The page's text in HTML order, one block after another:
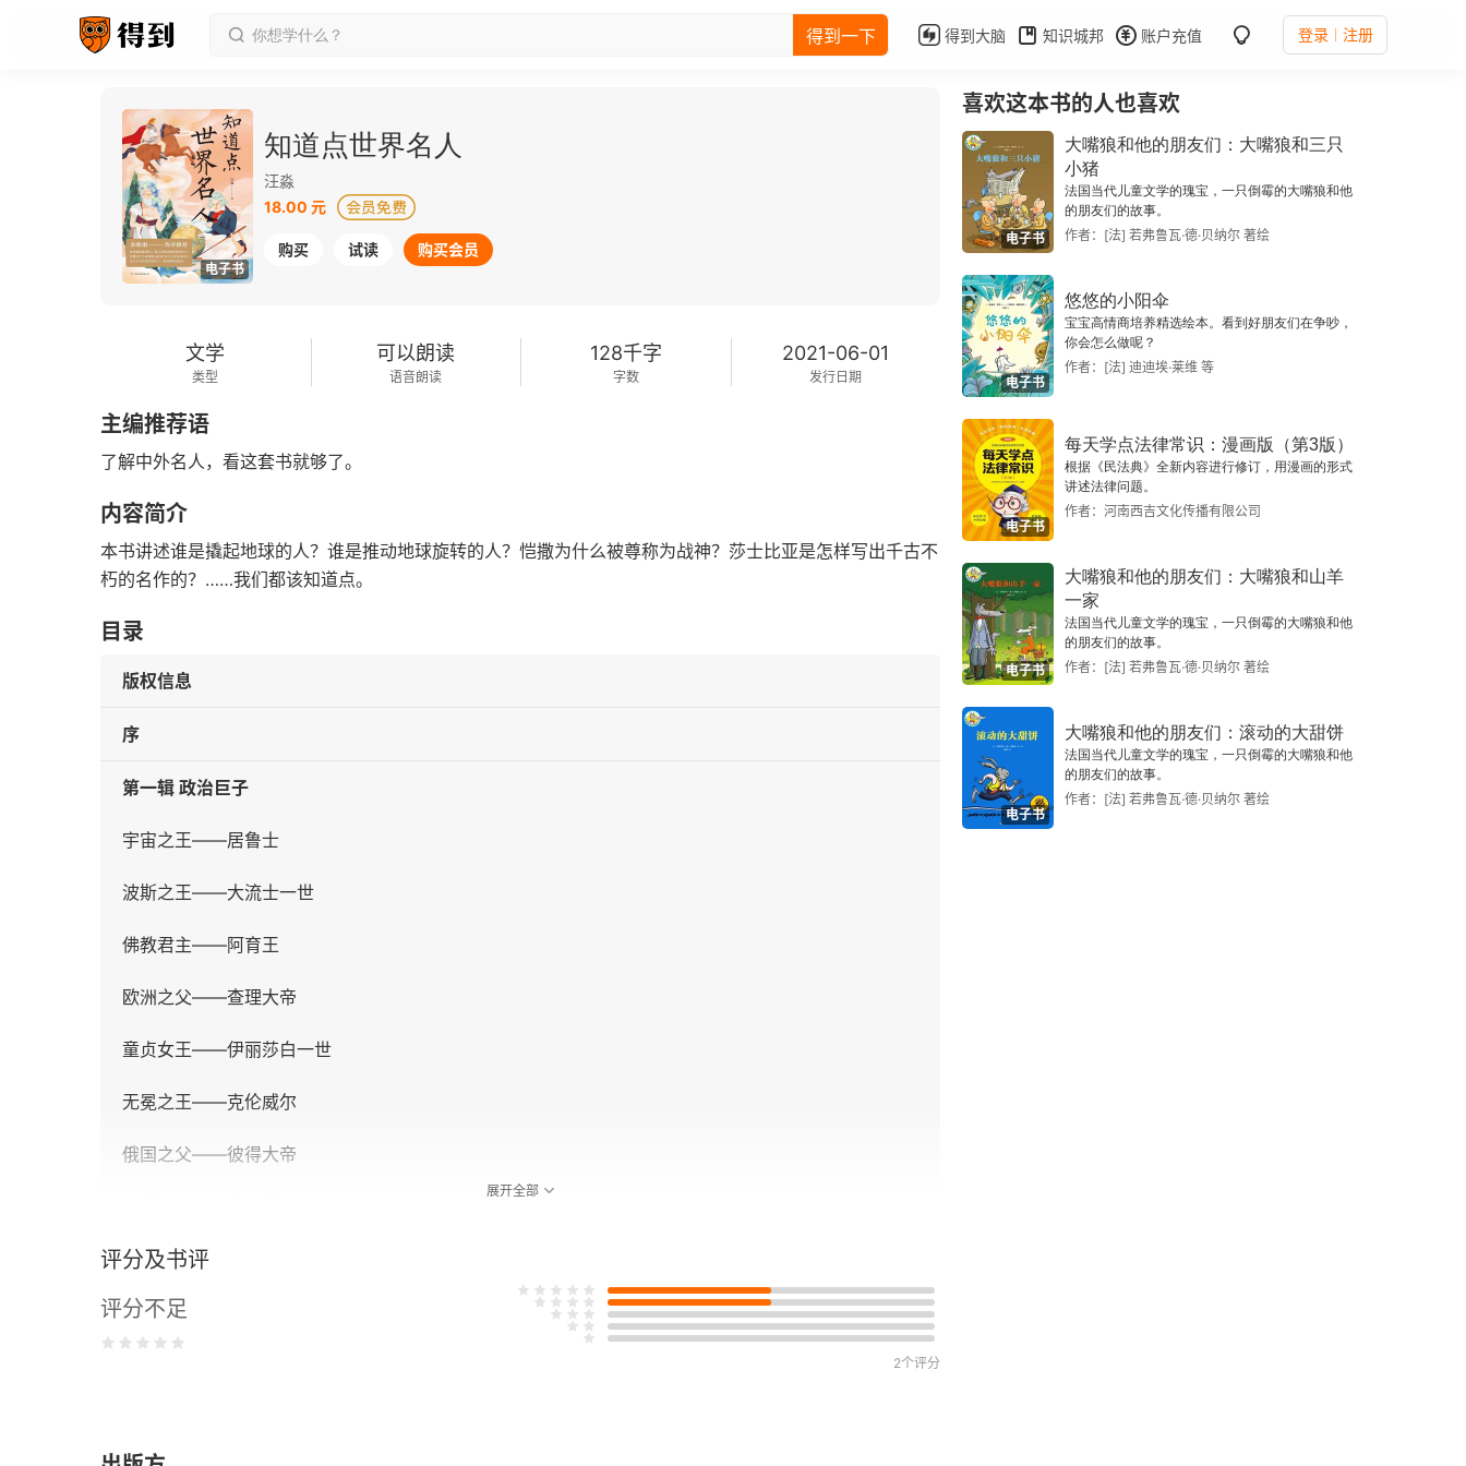
得到一下 得到大脑 知识城邦 账户充值 登录 注册
电子书
知道点世界名人
汪淼
18.00 元
购买 试读 购买会员
文学
类型
可以朗读
语音朗读
128千字
字数
2021-06-01
发行日期
主编推荐语
了解中外名人，看这套书就够了。
内容简介
本书讲述谁是撬起地球的人？谁是推动地球旋转的人？恺撒为什么被尊称为战神？莎士比亚是怎样写出千古不
朽的名作的？……我们都该知道点。
目录
版权信息
序
第一辑 政治巨子
宇宙之王——居鲁士
波斯之王——大流士一世
佛教君主——阿育王
欧洲之父——查理大帝
童贞女王——伊丽莎白一世
无冕之王——克伦威尔
俄国之父——彼得大帝
美国的解放者——林肯
铁血首相——俾斯麦
展开全部
评分及书评
评分不足
2个评分
喜欢这本书的人也喜欢
电子书
大嘴狼和他的朋友们：大嘴狼和三只
小猪
法国当代儿童文学的瑰宝，一只倒霉的大嘴狼和他
的朋友们的故事。
作者：[法] 若弗鲁瓦·德·贝纳尔 著绘
电子书
悠悠的小阳伞
宝宝高情商培养精选绘本。看到好朋友们在争吵，
你会怎么做呢？
作者：[法] 迪迪埃·莱维 等
电子书
每天学点法律常识：漫画版（第3版）
根据《民法典》全新内容进行修订，用漫画的形式
讲述法律问题。
作者：河南西吉文化传播有限公司
电子书
大嘴狼和他的朋友们：大嘴狼和山羊
一家
法国当代儿童文学的瑰宝，一只倒霉的大嘴狼和他
的朋友们的故事。
作者：[法] 若弗鲁瓦·德·贝纳尔 著绘
电子书
大嘴狼和他的朋友们：滚动的大甜饼
法国当代儿童文学的瑰宝，一只倒霉的大嘴狼和他
的朋友们的故事。
作者：[法] 若弗鲁瓦·德·贝纳尔 著绘